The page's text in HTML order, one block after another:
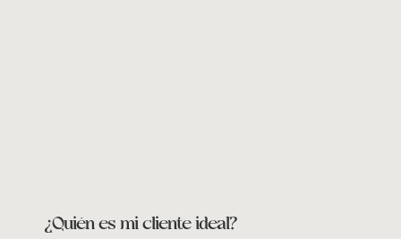
¿Quién es mi cliente ideal?